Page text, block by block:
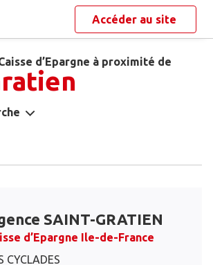
Accéder au site
d’Epargne à proximité de
SAINT-GRATIEN
d’Epargne Ile-de-France
CYCLADES